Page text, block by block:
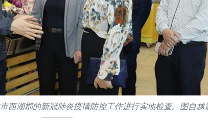
西湖郡的新冠肺炎疫情防控工作进行实地检查。图自越